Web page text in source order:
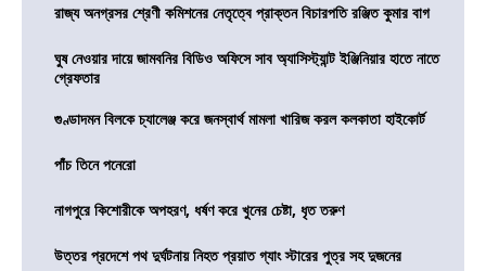
রাজ্য অনগ্রসর শ্রেণী কমিশনের নেতৃত্বে প্রাক্তন বিচারপতি রঞ্জিত কুমার বাগ
ঘুষ নেওয়ার দায়ে জামবনির বিডিও অফিসে সাব অ্যাসিস্ট্যান্ট ইঞ্জিনিয়ার হাতে নাতে
গ্রেফতার
গুণ্ডাদমন বিলকে চ্যালেঞ্জ করে জনস্বার্থ মামলা খারিজ করল কলকাতা হাইকোর্ট
পাঁচ তিনে পনেরো
নাগপুরে কিশোরীকে অপহরণ, ধর্ষণ করে খুনের চেষ্টা, ধৃত তরুণ
উত্তর প্রদেশে পথ দুর্ঘটনায় নিহত প্রয়াত গ্যাং স্টারের পুত্র সহ দুজনের